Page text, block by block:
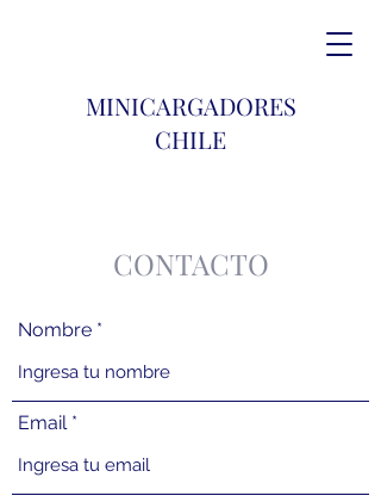
MINICARGADORES
CHILE
CONTACTO
Nombre
Email